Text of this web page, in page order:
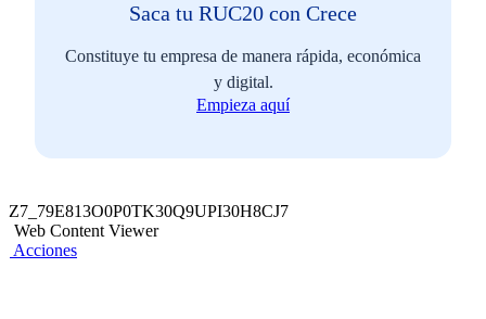
Saca tu RUC20 con Crece
Constituye tu empresa de manera rápida, económica
y digital.
Empieza aquí
Z7_79E813O0P0TK30Q9UPI30H8CJ7
Web Content Viewer
Acciones